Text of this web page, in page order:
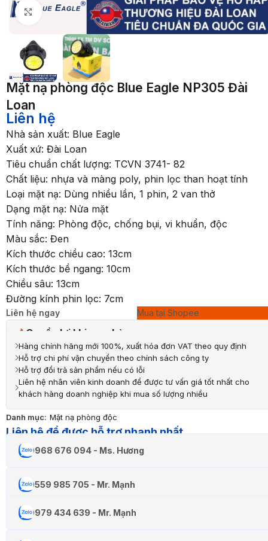
Nhấp để phóng to
Mặt nạ phòng độc Blue Eagle NP305 Đài
Loan
Liên hệ
Nhà sản xuất: Blue Eagle
Xuất xứ: Đài Loan
Tiêu chuẩn chất lượng: TCVN 3741- 82
Chất liệu: nhựa và màng poly, phin lọc than hoạt tính
Loại mặt nạ: Dùng nhiều lần, 1 phin, 2 van thở
Dạng mặt nạ: Nửa mặt
Tính năng: Phòng độc, chống bụi, vi khuẩn, độc
Màu sắc: Đen
Kích thước chiều cao: 13cm
Kích thước bề ngang: 10cm
Chiều sâu: 13cm
Đường kính phin lọc: 7cm
Liên hệ ngay Mua tại Shopee
Quyền lợi khi mua hàng
Hàng chính hãng mới 100%, xuất hóa đơn VAT theo quy định
Hỗ trợ chi phí vận chuyển theo chính sách công ty
Hỗ trợ đổi trả sản phẩm nếu có lỗi
Liên hệ nhân viên kinh doanh để được tư vấn giá tốt nhất cho
khách hàng doanh nghiệp khi mua số lượng nhiều
Danh mục: Mặt nạ phòng độc
Liên hệ để được hỗ trợ nhanh nhất
0968 676 094 - Ms. Hương
0559 985 705 - Mr. Mạnh
0979 434 639 - Mr. Mạnh